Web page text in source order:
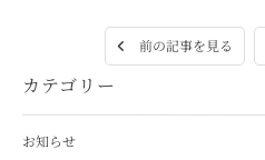
カテゴリー
お知らせ
前の記事を見る